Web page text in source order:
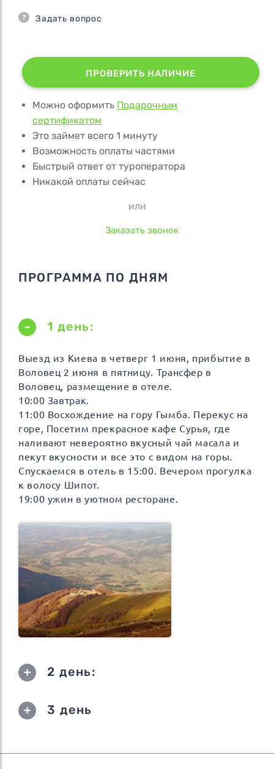
Задать вопрос
ПРОВЕРИТЬ НАЛИЧИЕ
Можно оформить Подарочным
сертификатом
Это займет всего 1 минуту
Возможность оплаты частями
Быстрый ответ от туроператора
Никакой оплаты сейчас
или
Заказать звонок
ПРОГРАММА ПО ДНЯМ
1 день:
Выезд из Киева в четверг 1 июня, прибытие в
Воловец 2 июня в пятницу. Трансфер в
Воловец, размещение в отеле.
10:00 Завтрак.
11:00 Восхождение на гору Гымба. Перекус на
горе, Посетим прекрасное кафе Сурья, где
наливают невероятно вкусный чай масала и
пекут вкусности и все это с видом на горы.
Спускаемся в отель в 15:00. Вечером прогулка
к волосу Шипот.
19:00 ужин в уютном ресторане.
2 день:
3 день